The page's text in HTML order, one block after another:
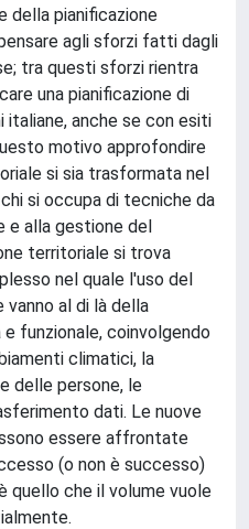
della pianificazione
agli sforzi fatti dagli
tra questi sforzi rientra
una pianificazione di
anche se con esiti
motivo approfondire
si sia trasformata nel
si occupa di tecniche da
e alla gestione del
territoriale si trova
nel quale l'uso del
al di là della
funzionale, coinvolgendo
climatici, la
delle persone, le
dati. Le nuove
essere affrontate
(o non è successo)
quello che il volume vuole